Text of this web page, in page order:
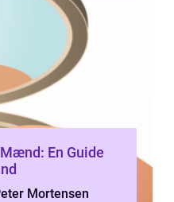
En Guide
Mortensen